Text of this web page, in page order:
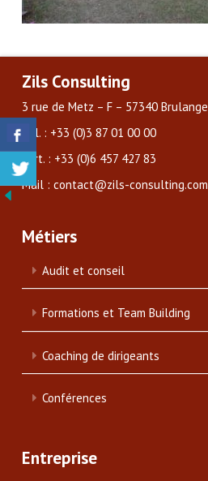
Zils Consulting
3 rue de Metz – F – 57340 Brulange
Tél. : +33 (0)3 87 01 00 00
Port. : +33 (0)6 457 427 83
Mail : contact@zils-consulting.com
Métiers
Audit et conseil
Formations et Team Building
Coaching de dirigeants
Conférences
Entreprise